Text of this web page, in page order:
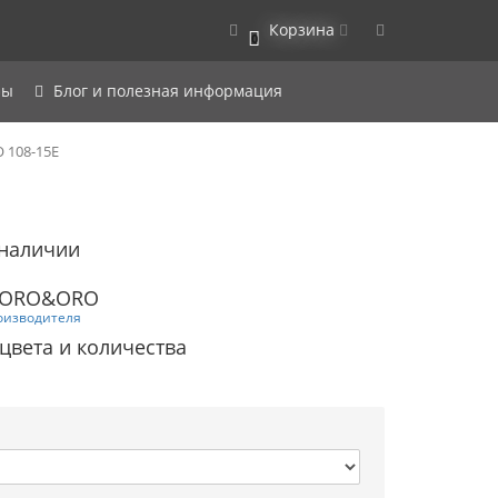
0 Корзина
Блог и полезная информация
108-15E
и количества